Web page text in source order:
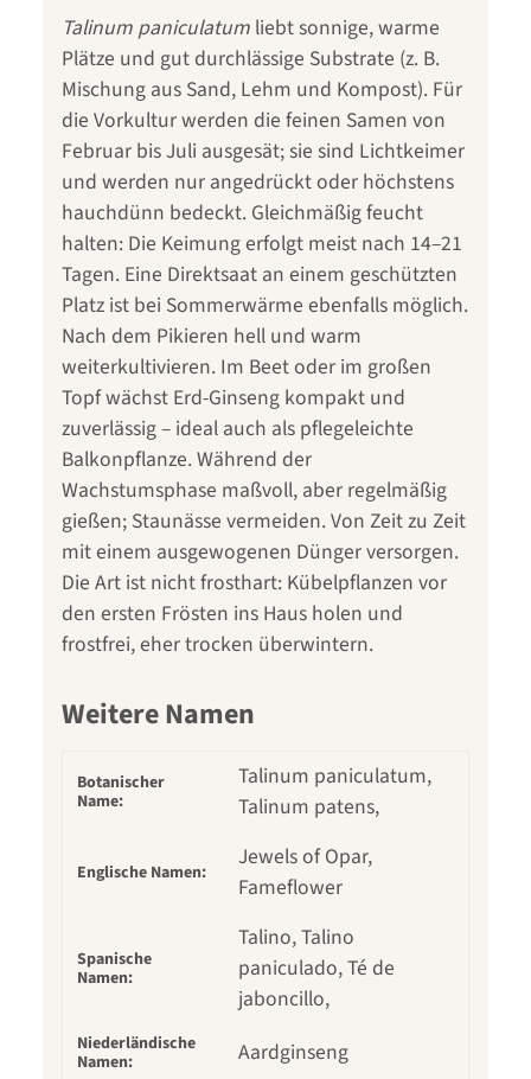
Talinum paniculatum liebt sonnige, warme
Plätze und gut durchlässige Substrate (z. B.
Mischung aus Sand, Lehm und Kompost). Für
die Vorkultur werden die feinen Samen von
Februar bis Juli ausgesät; sie sind Lichtkeimer
und werden nur angedrückt oder höchstens
hauchdünn bedeckt. Gleichmäßig feucht
halten: Die Keimung erfolgt meist nach 14–21
Tagen. Eine Direktsaat an einem geschützten
Platz ist bei Sommerwärme ebenfalls möglich.
Nach dem Pikieren hell und warm
weiterkultivieren. Im Beet oder im großen
Topf wächst Erd-Ginseng kompakt und
zuverlässig – ideal auch als pflegeleichte
Balkonpflanze. Während der
Wachstumsphase maßvoll, aber regelmäßig
gießen; Staunässe vermeiden. Von Zeit zu Zeit
mit einem ausgewogenen Dünger versorgen.
Die Art ist nicht frosthart: Kübelpflanzen vor
den ersten Frösten ins Haus holen und
frostfrei, eher trocken überwintern.
Weitere Namen
Botanischer
Name:
Talinum paniculatum,
Talinum patens,
Englische Namen:
Jewels of Opar,
Fameflower
Spanische
Namen:
Talino, Talino
paniculado, Té de
jaboncillo,
Niederländische
Namen:
Aardginseng